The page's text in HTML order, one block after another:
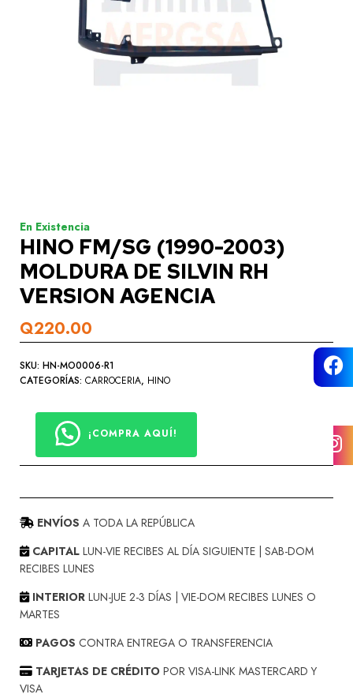
ISUZU
CARROCERÍA
MECÁNICA
CARROCERÍA
MECÁNICA
En Existencia
HINO FM/SG (1990-2003)
MOLDURA DE SILVIN RH
VERSION AGENCIA
Q220.00
SKU: HN-MO0006-R1
CATEGORÍAS: CARROCERIA, HINO
¡COMPRA AQUÍ!
ENVÍOS A TODA LA REPÚBLICA
CAPITAL LUN-VIE RECIBES AL DÍA SIGUIENTE | SAB-DOM
RECIBES LUNES
INTERIOR LUN-JUE 2-3 DÍAS | VIE-DOM RECIBES LUNES O
MARTES
PAGOS CONTRA ENTREGA O TRANSFERENCIA
TARJETAS DE CRÉDITO POR VISA-LINK MASTERCARD Y
VISA